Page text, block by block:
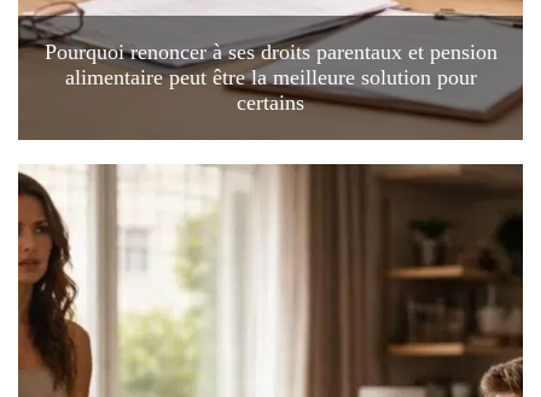
Pourquoi renoncer à ses droits parentaux et pension
alimentaire peut être la meilleure solution pour
certains